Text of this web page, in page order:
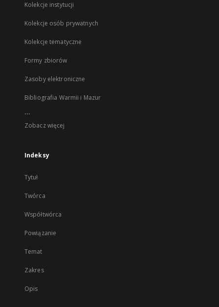
Kolekcje instytucji
Kolekcje osób prywatnych
Kolekcje tematyczne
Formy zbiorów
Zasoby elektroniczne
Bibliografia Warmii i Mazur
...
Zobacz więcej
Indeksy
Tytuł
Twórca
Współtwórca
Powiązanie
Temat
Zakres
Opis